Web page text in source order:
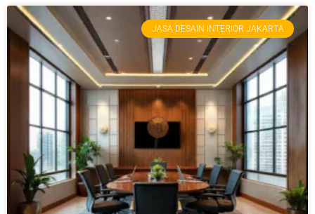
JASA DESAIN INTERIOR JAKARTA